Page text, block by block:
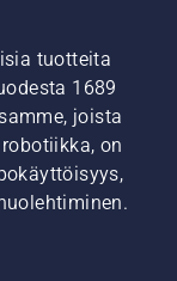
tuotteita
1689
joista
on